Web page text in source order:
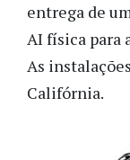
entrega de
AI física para
As
Califórnia.